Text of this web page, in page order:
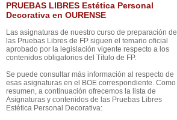
PRUEBAS LIBRES Estética Personal
Decorativa en OURENSE
Las asignaturas de nuestro curso de preparación de
las Pruebas Libres de FP siguen el temario oficial
aprobado por la legislación vigente respecto a los
contenidos obligatorios del Título de FP.
Se puede consultar más información al respecto de
esas asignaturas en el BOE correspondiente. Como
resumen, a continuación ofrecemos la lista de
Asignaturas y contenidos de las Pruebas Libres
Estética Personal Decorativa: